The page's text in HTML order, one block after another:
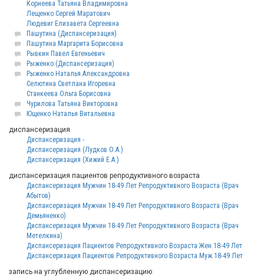
Корнеева Татьяна Владимировна
Лещенко Сергей Маратович
Людевиг Елизавета Сергеевна
Пашутина (Диспансеризация)
Пашутина Маргарита Борисовна
Рывкин Павел Евгеньевич
Рыженко (Диспансеризация)
Рыженко Наталья Александровна
Селютина Светлана Игоревна
Станкеева Ольга Борисовна
Чурилова Татьяна Викторовна
Ющенко Наталья Витальевна
диспансеризация
Диспансеризация -
Диспансеризация (Лудков О.А.)
Диспансеризация (Хижий Е.А.)
диспансеризация пациентов репродуктивного возраста
Диспансеризация Мужчин 18-49 Лет Репродуктивного Возраста (Врач
Абытов)
Диспансеризация Мужчин 18-49 Лет Репродуктивного Возраста (Врач
Демьяненко)
Диспансеризация Мужчин 18-49 Лет Репродуктивного Возраста (Врач
Метелкина)
Диспансеризация Пациентов Репродуктивного Возраста Жен.18-49 Лет
Диспансеризация Пациентов Репродуктивного Возраста Муж.18-49 Лет
запись на углубленную диспансеризацию